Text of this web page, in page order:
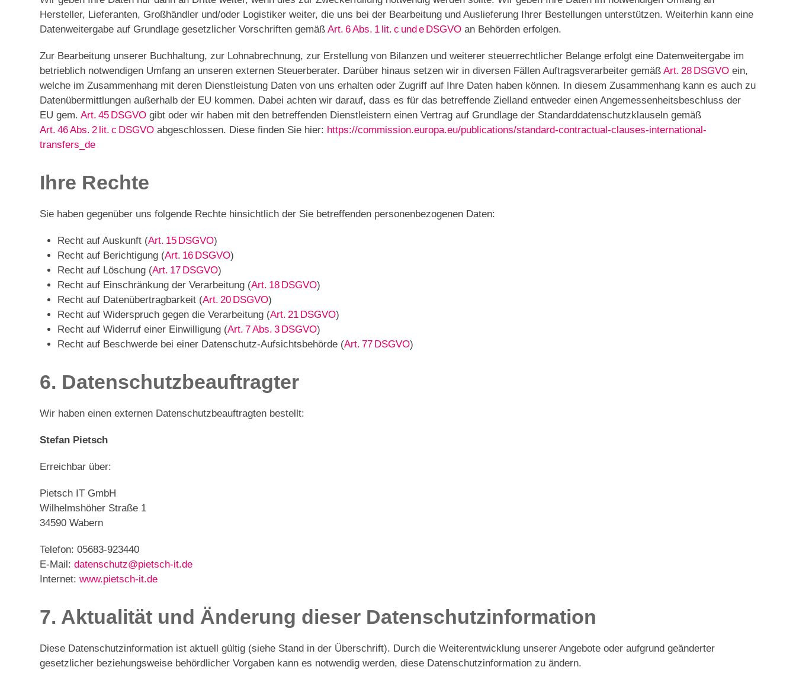
Hersteller, Lieferanten, Großhändler und/oder Logistiker weiter, die uns bei der Bearbeitung und Auslieferung Ihrer Bestellungen unterstützen. Weiterhin kann eine
Datenweitergabe auf Grundlage gesetzlicher Vorschriften gemäßArt. 6 Abs. 1 lit. c und e DSGVO an Behörden erfolgen.
Zur Bearbeitung unserer Buchhaltung, zur Lohnabrechnung, zur Erstellung von Bilanzen und weiterer steuerrechtlicher Belange erfolgt eine Datenweitergabe im
betrieblich notwendigen Umfang an unseren externen Steuerberater. Darüber hinaus setzen wir in diversen Fällen Auftragsverarbeiter gemäßArt. 28 DSGVO ein,
welche im Zusammenhang mit deren Dienstleistung Daten von uns erhalten oder Zugriff auf Ihre Daten haben können. In diesem Zusammenhang kann es auch zu
Datenübermittlungen außerhalb der EU kommen. Dabei achten wir darauf, dass es für das betreffende Zielland entweder einen Angemessenheitsbeschluss der
EU gem.Art. 45 DSGVO gibt oder wir haben mit den betreffenden Dienstleistern einen Vertrag auf Grundlage der Standarddatenschutzklauseln gemäß
Art. 46 Abs. 2 lit. c DSGVO abgeschlossen. Diese finden Sie hier: https://commission.europa.eu/publications/standard-contractual-clauses-international-
transfers_de
Ihre Rechte
Sie haben gegenüber uns folgende Rechte hinsichtlich der Sie betreffenden personenbezogenen Daten:
Recht auf Auskunft (Art. 15 DSGVO)
Recht auf Berichtigung (Art. 16 DSGVO)
Recht auf Löschung (Art. 17 DSGVO)
Recht auf Einschränkung der Verarbeitung (Art. 18 DSGVO)
Recht auf Datenübertragbarkeit (Art. 20 DSGVO)
Recht auf Widerspruch gegen die Verarbeitung (Art. 21 DSGVO)
Recht auf Widerruf einer Einwilligung (Art. 7 Abs. 3 DSGVO)
Recht auf Beschwerde bei einer Datenschutz-Aufsichtsbehörde (Art. 77 DSGVO)
6. Datenschutzbeauftragter
Wir haben einen externen Datenschutzbeauftragten bestellt:
Stefan Pietsch
Erreichbar über:
Pietsch IT GmbH
Wilhelmshöher Straße 1
34590 Wabern
Telefon: 05683-923440
E-Mail:datenschutz@pietsch-it.de
Internet:www.pietsch-it.de
7. Aktualität und Änderung dieser Datenschutzinformation
Diese Datenschutzinformation ist aktuell gültig (siehe Stand in der Überschrift). Durch die Weiterentwicklung unserer Angebote oder aufgrund geänderter
gesetzlicher beziehungsweise behördlicher Vorgaben kann es notwendig werden, diese Datenschutzinformation zu ändern.